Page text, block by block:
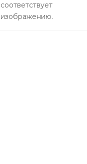
соответствует
изображению.